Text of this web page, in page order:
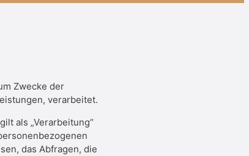
Zwecke der
verarbeitet.
als „Verarbeitung“
das Abfragen, die